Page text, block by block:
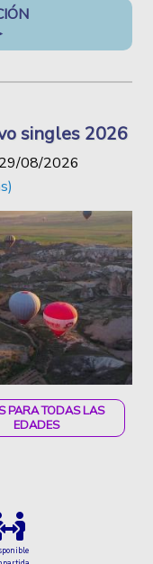
singles 2026
29/08/2026
PARA TODAS LAS
EDADES